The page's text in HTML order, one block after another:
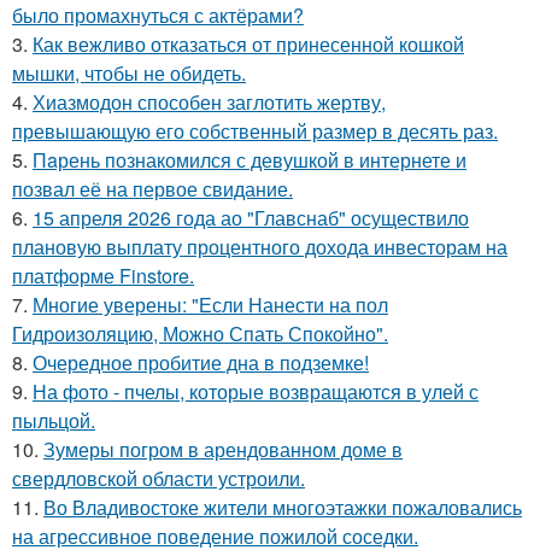
было промахнуться с актёрами?
3. Как вежливо отказаться от принесенной кошкой
мышки, чтобы не обидеть.
4. Хиазмодон способен заглотить жертву,
превышающую его собственный размер в десять раз.
5. Пaрень познакомился с девушкой в интернете и
позвал её на первое свидание.
6. 15 апреля 2026 года ао "Главснаб" осуществило
плановую выплату процентного дохода инвесторам на
платформе Finstore.
7. Многие уверены: "Если Нанести на пол
Гидроизоляцию, Можно Спать Спокойно".
8. Очередное пробитие дна в подземке!
9. На фото - пчелы, которые возвращаются в улей с
пыльцой.
10. Зумеры погром в арендованном доме в
свердловской области устроили.
11. Во Владивостоке жители многоэтажки пожаловались
на агрессивное поведение пожилой соседки.